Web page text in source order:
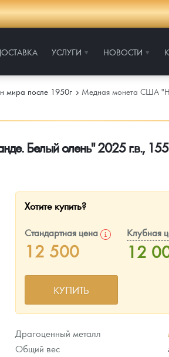
УСЛУГИ НОВОСТИ
мира после 1950г
Медная монета США
Белый олень" 2025 г.в.,
Хотите купить?
Стандартная цена
12 500
Клубная
12
КУПИТЬ
Драгоценный металл
Общий вес